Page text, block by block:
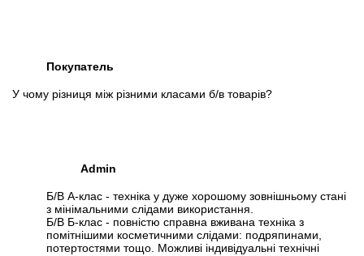
Покупатель
У чому різниця між різними класами б/в товарів?
Admin
Б/В А-клас - техніка у дуже хорошому зовнішньому стані
з мінімальними слідами використання.
Б/В Б-клас - повністю справна вживана техніка з
помітнішими косметичними слідами: подряпинами,
потертостями тощо. Можливі індивідуальні технічні